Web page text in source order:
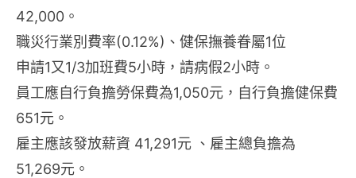
42,000。
職災行業別費率(0.12%)、健保撫養眷屬1位
申請1又1/3加班費5小時，請病假2小時。
員工應自行負擔勞保費為1,050元，自行負擔健保費
651元。
雇主應該發放薪資 41,291元 、雇主總負擔為
51,269元。